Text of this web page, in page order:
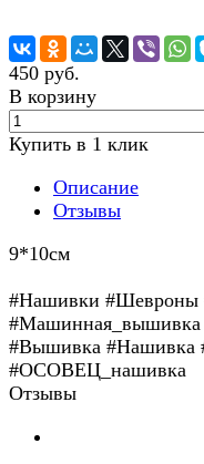
450 руб.
В корзину
Купить в 1 клик
Описание
Отзывы
9*10см
#Нашивки #Шевроны
#Машинная_вышивка
#Вышивка #Нашивка
#ОСОВЕЦ_нашивка
Отзывы